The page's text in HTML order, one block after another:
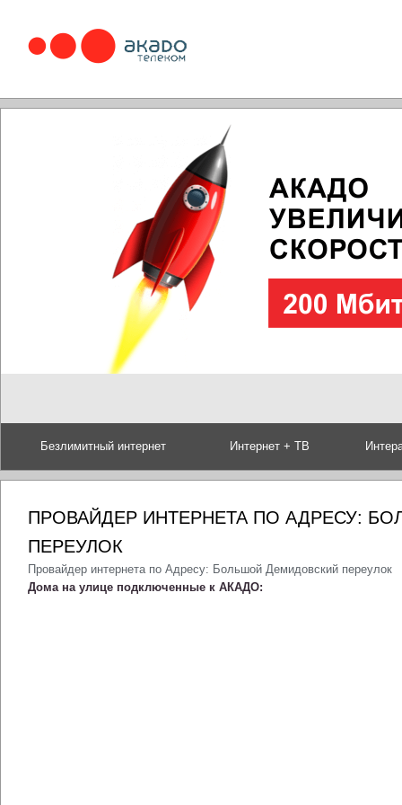
Безлимитный интернет Интернет + ТВ
ПРОВАЙДЕР ИНТЕРНЕТА ПО АДРЕСУ:
ПЕРЕУЛОК
Провайдер интернета по Адресу: Большой Демидовский переулок
Дома на улице подключенные к АКАДО: